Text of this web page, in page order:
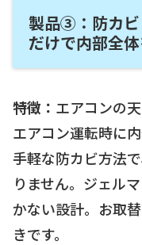
製品③：防カビ
だけで内部全
特徴： エアコンの
エアコン運転時に
手軽な防カビ方法
りません。ジェル
かない設計。お取
きです。